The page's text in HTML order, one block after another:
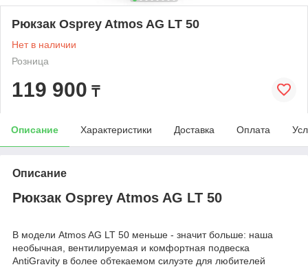
Рюкзак Osprey Atmos AG LT 50
Нет в наличии
Розница
119 900 ₸
Описание Характеристики Доставка Оплата
Описание
Рюкзак Osprey Atmos AG LT 50
В модели Atmos AG LT 50 меньше - значит больше: наша
необычная, вентилируемая и комфортная подвеска
AntiGravity в более обтекаемом силуэте для любителей